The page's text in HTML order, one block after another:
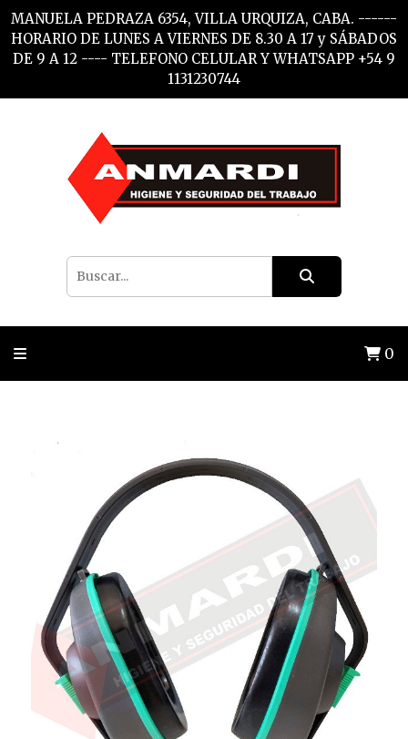
MANUELA PEDRAZA 6354, VILLA URQUIZA, CABA. ------
HORARIO DE LUNES A VIERNES DE 8.30 A 17 y SÁBADOS
DE 9 A 12 ---- TELEFONO CELULAR Y WHATSAPP +54 9
1131230744
0